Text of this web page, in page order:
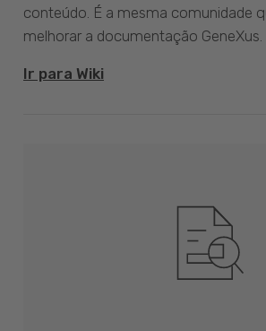
conteúdo. É a mesma comunidade
melhorar a documentação GeneXus.
Ir para Wiki